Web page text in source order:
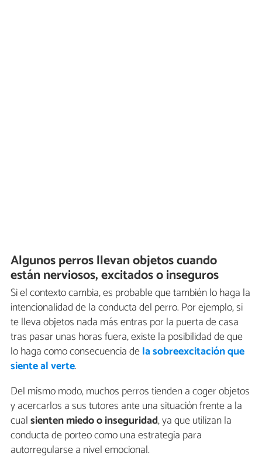
Algunos perros llevan objetos cuando
están nerviosos, excitados o inseguros
Si el contexto cambia, es probable que también lo haga la
intencionalidad de la conducta del perro. Por ejemplo, si
te lleva objetos nada más entras por la puerta de casa
tras pasar unas horas fuera, existe la posibilidad de que
lo haga como consecuencia dela sobreexcitación que
siente al verte.
Del mismo modo, muchos perros tienden a coger objetos
y acercarlos a sus tutores ante una situación frente a la
cualsienten miedo o inseguridad, ya que utilizan la
conducta de porteo como una estrategia para
autorregularse a nivel emocional.